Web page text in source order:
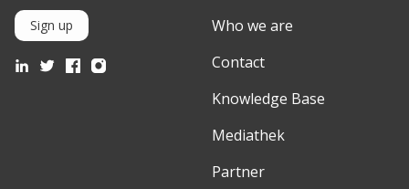
Sign up
Who we are
Contact
Knowledge Base
Mediathek
Partner